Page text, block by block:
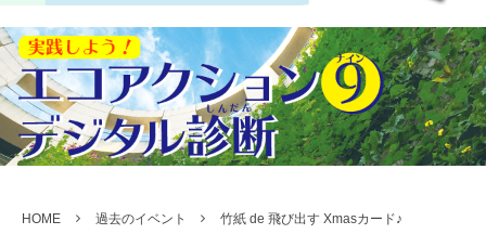
HOME 過去のイベント 竹紙 de 飛び出す Xmasカード♪